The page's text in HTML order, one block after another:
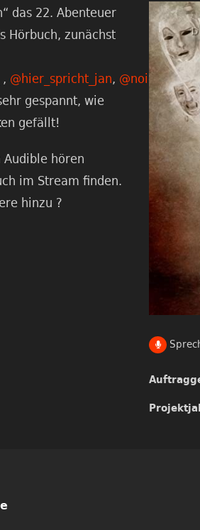
das 22. Abenteuer
Hörbuch, zunächst
, @hier_spricht_jan, @noie_pre
gespannt, wie
gefällt!
hören
im Stream finden.
hinzu ?